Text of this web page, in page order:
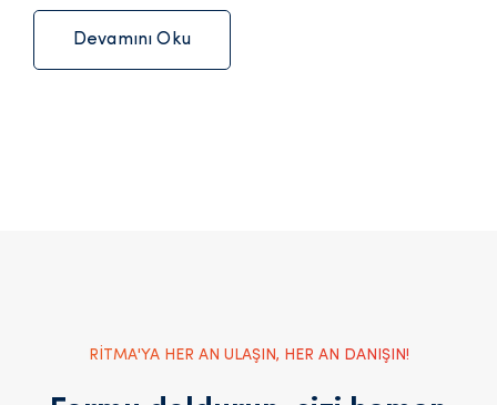
Devamını Oku
RİTMA'YA HER AN ULAŞIN, HER AN DANIŞIN!